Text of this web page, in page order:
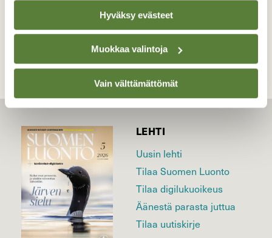
Hyväksy evästeet
Muokkaa valintoja
Vain välttämättömät
TAKAISIN LISTAAN
LEHTI
Uusin lehti
Tilaa Suomen Luonto
Tilaa digilukuoikeus
Äänestä parasta juttua
Tilaa uutiskirje